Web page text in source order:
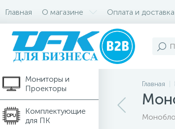
Главная О магазине Оплата и доставка
Компьютеры и
Ноутбуки
Мониторы и
Проекторы
Комплектующие
для ПК
Главная